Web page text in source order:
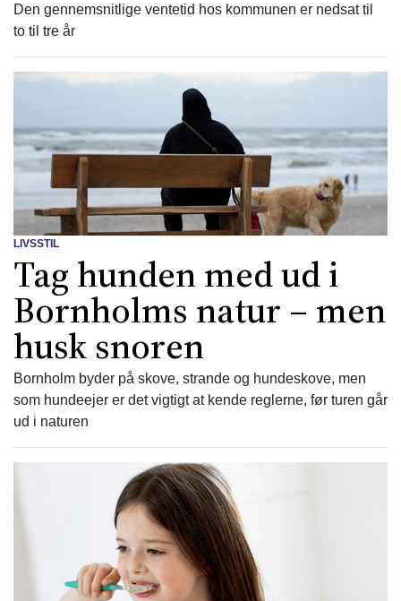
Den gennemsnitlige ventetid hos kommunen er nedsat til
to til tre år
LIVSSTIL
Tag hunden med ud i
Bornholms natur – men
husk snoren
Bornholm byder på skove, strande og hundeskove, men
som hundeejer er det vigtigt at kende reglerne, før turen går
ud i naturen